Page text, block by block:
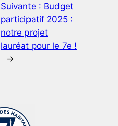
Suivante : Budget
participatif 2025 :
notre projet
lauréat pour le 7e !
→